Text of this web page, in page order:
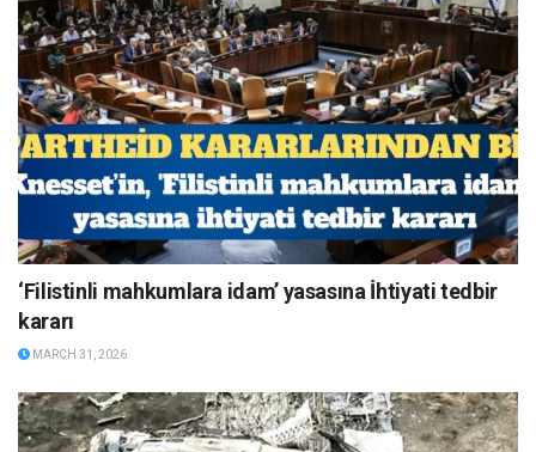
‘Filistinli mahkumlara idam’ yasasına İhtiyati tedbir
kararı
MARCH 31, 2026